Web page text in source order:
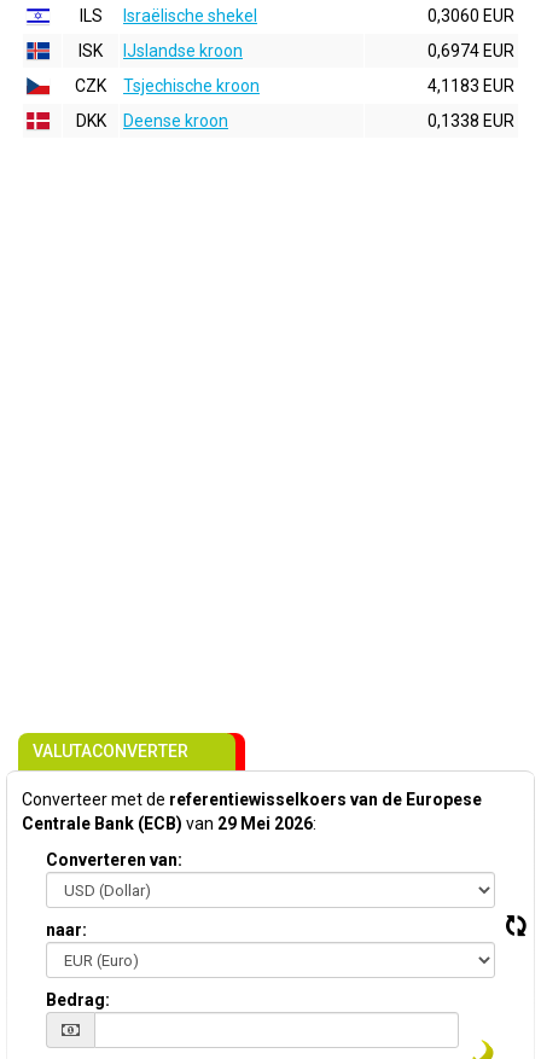
ILS
Israëlische shekel
0,3060 EUR
ISK
IJslandse kroon
0,6974 EUR
CZK
Tsjechische kroon
4,1183 EUR
DKK
Deense kroon 0,1338 EUR
VALUTACONVERTER
Converteer met de referentiewisselkoers van de Europese
Centrale Bank (ECB) van 29 Mei 2026:
Converteren van:
naar:
Bedrag: